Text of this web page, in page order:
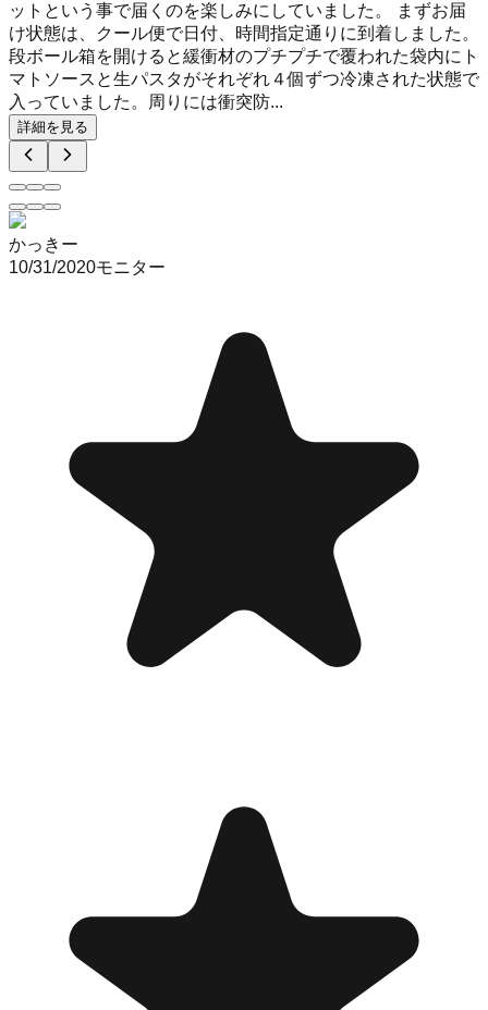
ットという事で届くのを楽しみにしていました。 まずお届
け状態は、クール便で日付、時間指定通りに到着しました。
段ボール箱を開けると緩衝材のプチプチで覆われた袋内にト
マトソースと生パスタがそれぞれ４個ずつ冷凍された状態で
入っていました。周りには衝突防...
詳細を見る
かっきー
10/31/2020モニター